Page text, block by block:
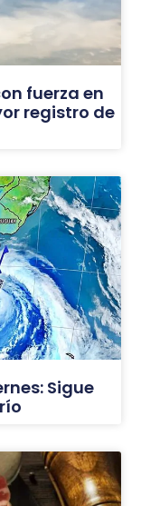
fuerza en
registro de
Sigue